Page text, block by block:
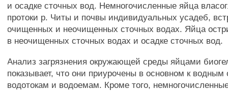
и осадке сточных вод. Немногочисленные яйца
протоки р. Читы и почвы индивидуальных усадеб,
очищенных и неочищенных сточных водах. Яйца
в неочищенных сточных водах и осадке сточных вод.
Анализ загрязнения окружающей среды яйцами
показывает, что они приурочены в основном к водным
водотокам и водоемам. Кроме того,